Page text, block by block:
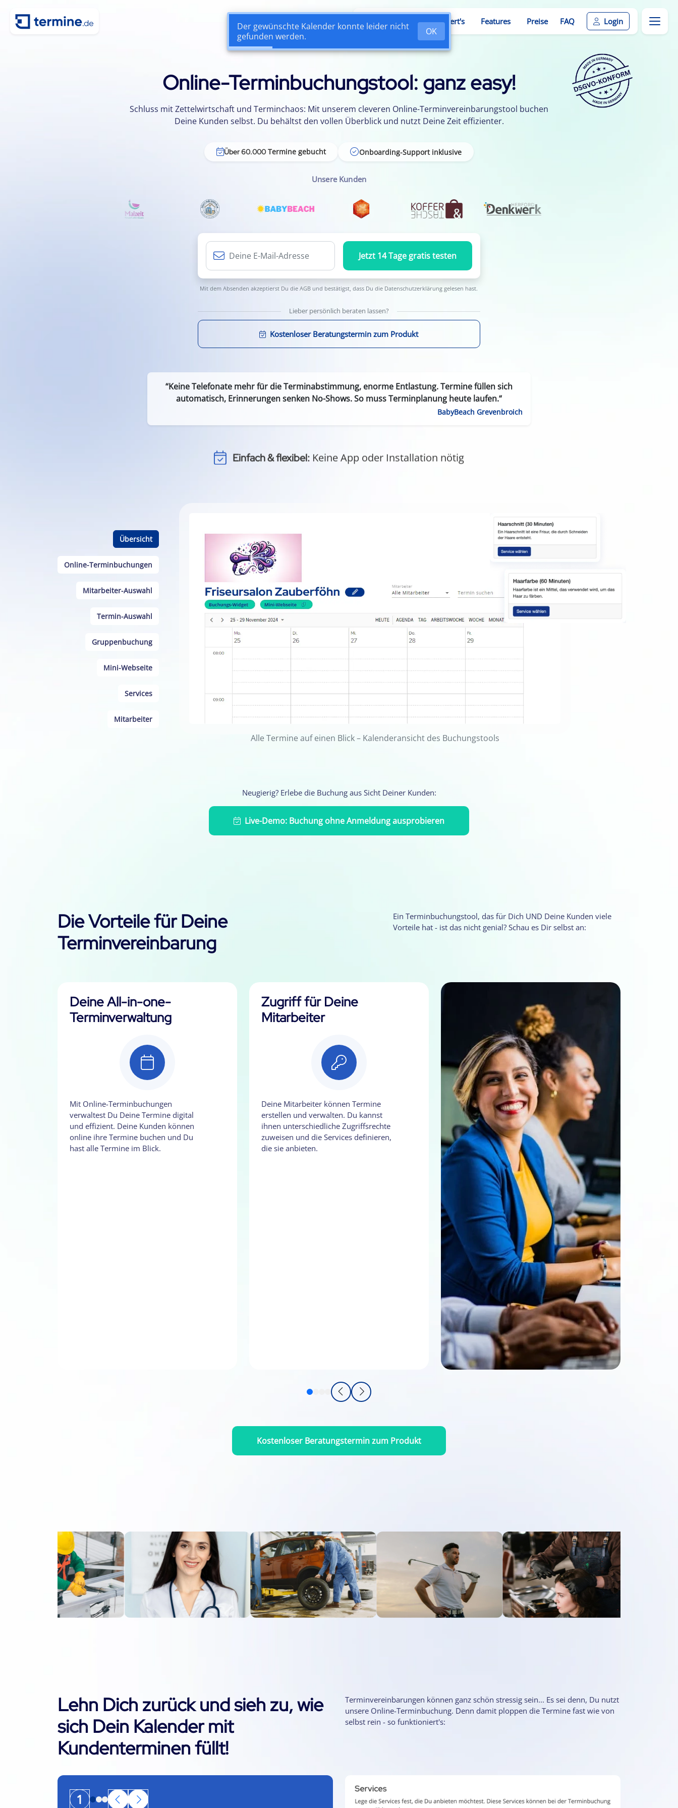
Vorteile So funktioniert's Features Preise FAQ Login
Online-Terminbuchungstool: ganz easy!
Schluss mit Zettelwirtschaft und Terminchaos: Mit unserem cleveren Online-Terminvereinbarungstool buchen
Deine Kunden selbst. Du behältst den vollen Überblick und nutzt Deine Zeit effizienter.
Über 60.000Termine gebucht Onboarding-Support inklusive
Unsere Kunden
Jetzt 14 Tage gratis testen
Mit dem Absenden akzeptierst Du dieAGB und bestätigst, dass Du die Datenschutzerklärung gelesen hast.
Lieber persönlich beraten lassen?
Kostenloser Beratungstermin zum Produkt
“Keine Telefonate mehr für die Terminabstimmung, enorme Entlastung. Termine füllen sich
automatisch, Erinnerungen senken No-Shows. So muss Terminplanung heute laufen.“
BabyBeach Grevenbroich
Einfach & flexibel: Keine App oder Installation nötig
Übersicht
Online-Terminbuchungen
Mitarbeiter-Auswahl
Termin-Auswahl
Gruppenbuchung
Mini-Webseite
Services
Mitarbeiter
Alle Termine auf einen Blick – Kalenderansicht des Buchungstools
Neugierig? Erlebe die Buchung aus Sicht Deiner Kunden:
Live-Demo: Buchung ohne Anmeldung ausprobieren
Die Vorteile für Deine
Terminvereinbarung
Ein Terminbuchungstool, das für Dich UND Deine Kunden viele
Vorteile hat - ist das nicht genial? Schau es Dir selbst an:
Deine All-in-one-
Terminverwaltung
Mit Online-Terminbuchungen
verwaltest Du Deine Termine digital
und effizient. Deine Kunden können
online ihre Termine buchen und Du
hast alle Termine im Blick.
Zugriff für Deine
Mitarbeiter
Deine Mitarbeiter können Termine
erstellen und verwalten. Du kannst
ihnen unterschiedliche Zugriffsrechte
zuweisen und die Services definieren,
die sie anbieten.
Kostenloser Beratungstermin zum Produkt
Lehn Dich zurück und sieh zu, wie
sich Dein Kalender mit
Kundenterminen füllt!
Terminvereinbarungen können ganz schön stressig sein... Es sei denn, Du nutzt
unsere Online-Terminbuchung. Denn damit ploppen die Termine fast wie von
selbst rein - so funktioniert's:
1